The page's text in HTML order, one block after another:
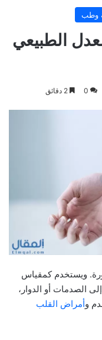
وطب
الطبيعي
0 2 دقائق
ويستخدم كمقياس
الصدمات أو الدوار،
وأمراض القلب